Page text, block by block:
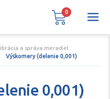
a správa meradiel
Výškomery (delenie 0,001)
0,001)
0